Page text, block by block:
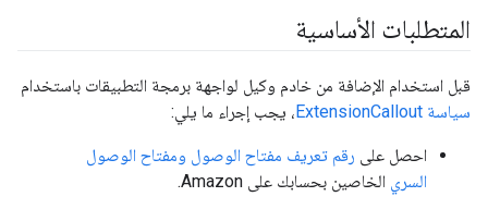
المتطلبات الأساسية
قبل استخدام الإضافة من خادم وكيل لواجهة برمجة التطبيقات باستخدام
سياسة ExtensionCallout
، يجب إجراء ما يلي:
احصل على رقم تعريف مفتاح الوصول ومفتاح الوصول
السري الخاصين بحسابك على Amazon.